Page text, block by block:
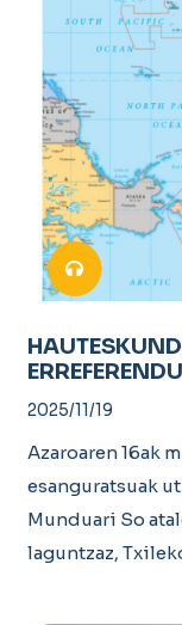
2025/11/19
Azaroaren 16ak
esanguratsuak
Munduari So
laguntzaz,